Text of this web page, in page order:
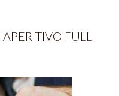
FULL